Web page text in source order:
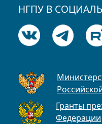
НГПУ В
Гранты
Федерации